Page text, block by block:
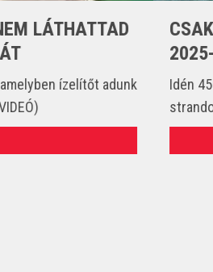
CSAKNEM 4000 ESETET
2025-ÖS
Idén 450 vízmentő kollégánk állt
strandokon összesen 3702